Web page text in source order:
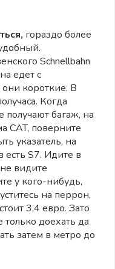
гораздо более
Schnellbahn
едет с
короткие. В
Когда
получают багаж, на
CAT, поверните
указатель, на
есть S7. Идите в
видите
у кого-нибудь,
на перрон,
3,4 евро. Зато
доехать да
затем в метро до